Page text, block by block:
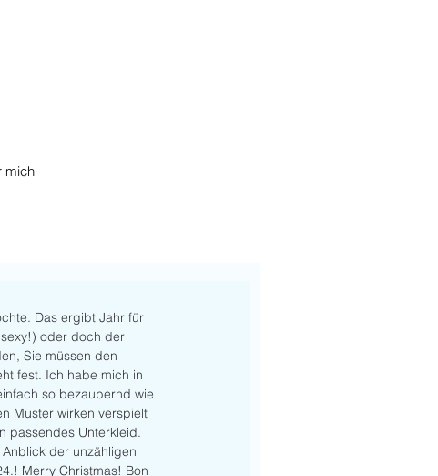
mich
Das ergibt Jahr für
oder doch der
Sie müssen den
fest. Ich habe mich in
so bezaubernd wie
Muster wirken verspielt
passendes Unterkleid.
der unzähligen
Merry Christmas! Bon